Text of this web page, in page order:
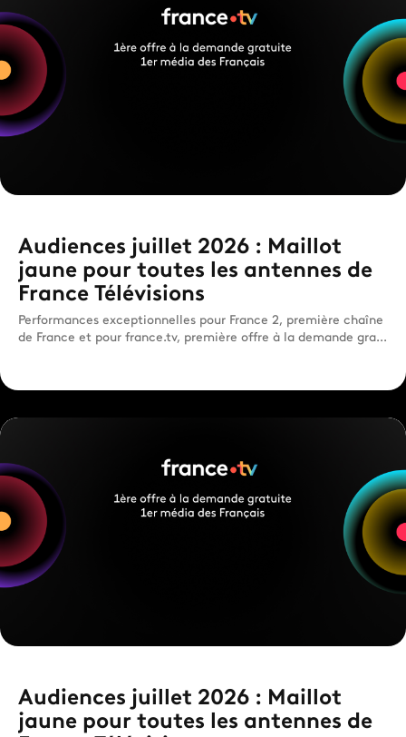
Audiences juillet 2026 : Maillot
jaune pour toutes les antennes de
France Télévisions
Performances exceptionnelles pour France 2, première chaîne
de France et pour france.tv, première offre à la demande gra...
Audiences juillet 2026 : Maillot
jaune pour toutes les antennes de